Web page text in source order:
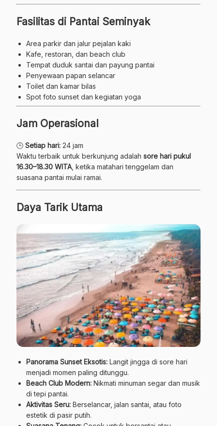
Fasilitas di Pantai Seminyak
Area parkir dan jalur pejalan kaki
Kafe, restoran, dan beach club
Tempat duduk santai dan payung pantai
Penyewaan papan selancar
Toilet dan kamar bilas
Spot foto sunset dan kegiatan yoga
Jam Operasional
🕒 Setiap hari: 24 jam
Waktu terbaik untuk berkunjung adalah sore hari pukul
16.30–18.30 WITA , ketika matahari tenggelam dan
suasana pantai mulai ramai.
Daya Tarik Utama
Panorama Sunset Eksotis: Langit jingga di sore hari
menjadi momen paling ditunggu.
Beach Club Modern: Nikmati minuman segar dan musik
di tepi pantai.
Aktivitas Seru: Berselancar, jalan santai, atau foto
estetik di pasir putih.